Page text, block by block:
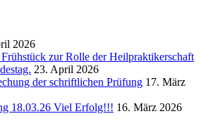
2026
Frühstück zur Rolle der Heilpraktikerschaft
23. April 2026
der schriftlichen Prüfung 17. März
18.03.26 Viel Erfolg!!! 16. März 2026